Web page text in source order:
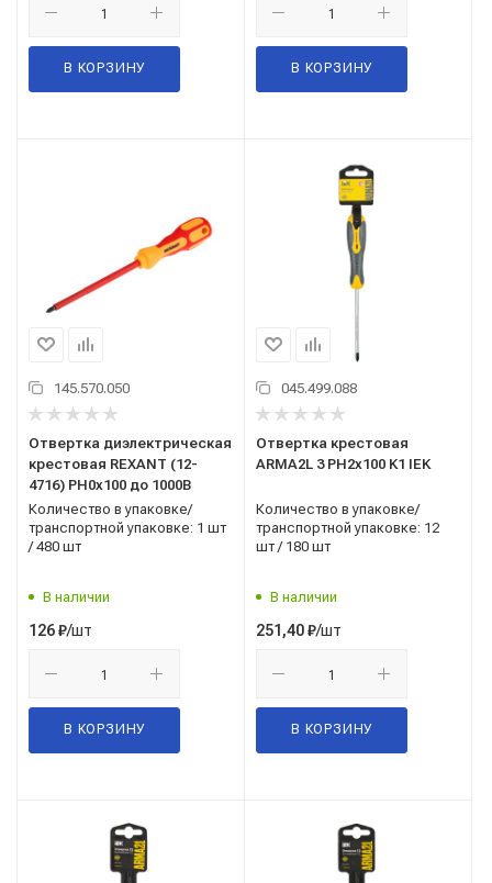
В КОРЗИНУ В КОРЗИНУ
145.570.050
Отвертка диэлектрическая
крестовая REXANT (12-
4716) РН0х100 до 1000В
Количество в упаковке/
транспортной упаковке: 1 шт
/ 480 шт
В наличии
126₽/шт
В КОРЗИНУ
045.499.088
Отвертка крестовая
ARMA2L 3 PH2х100 K1 IEK
Количество в упаковке/
транспортной упаковке: 12
шт / 180 шт
В наличии
251,40₽/шт
В КОРЗИНУ